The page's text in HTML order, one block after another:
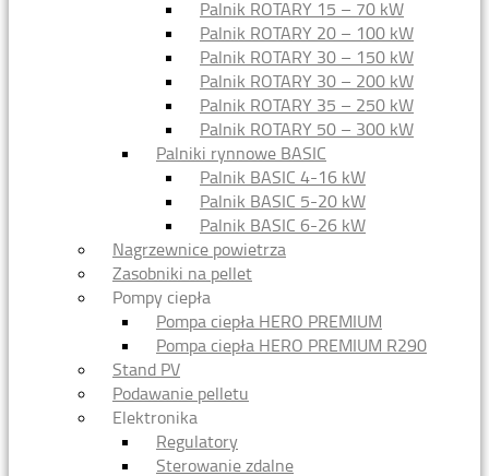
Palnik ROTARY 15 – 70 kW
Palnik ROTARY 20 – 100 kW
Palnik ROTARY 30 – 150 kW
Palnik ROTARY 30 – 200 kW
Palnik ROTARY 35 – 250 kW
Palnik ROTARY 50 – 300 kW
Palniki rynnowe BASIC
Palnik BASIC 4-16 kW
Palnik BASIC 5-20 kW
Palnik BASIC 6-26 kW
Nagrzewnice powietrza
Zasobniki na pellet
Pompy ciepła
Pompa ciepła HERO PREMIUM
Pompa ciepła HERO PREMIUM R290
Stand PV
Podawanie pelletu
Elektronika
Regulatory
Sterowanie zdalne